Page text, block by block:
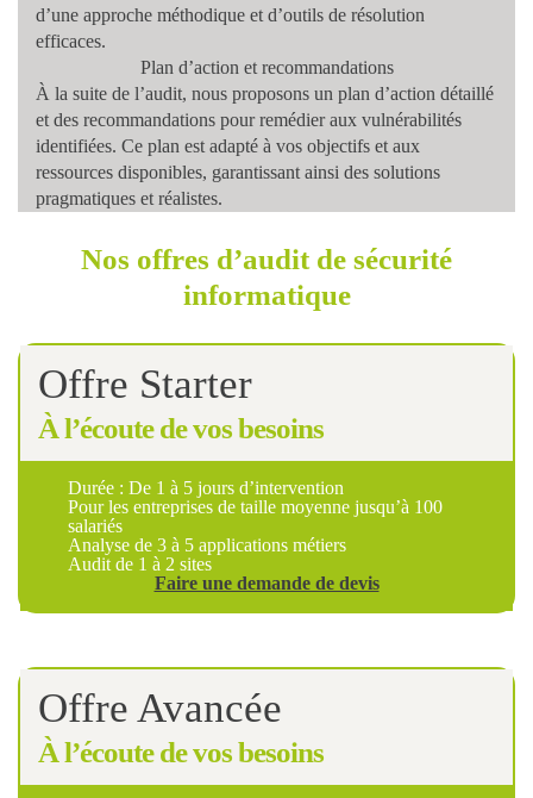
d’une approche méthodique et d’outils de résolution
efficaces.
Plan d’action et recommandations
À la suite de l’audit, nous proposons un plan d’action détaillé
et des recommandations pour remédier aux vulnérabilités
identifiées. Ce plan est adapté à vos objectifs et aux
ressources disponibles, garantissant ainsi des solutions
pragmatiques et réalistes.
Nos offres d’audit de sécurité
informatique
Offre Starter
À l’écoute de vos besoins
Durée : De 1 à 5 jours d’intervention
Pour les entreprises de taille moyenne jusqu’à 100
salariés
Analyse de 3 à 5 applications métiers
Audit de 1 à 2 sites
Faire une demande de devis
Offre Avancée
À l’écoute de vos besoins